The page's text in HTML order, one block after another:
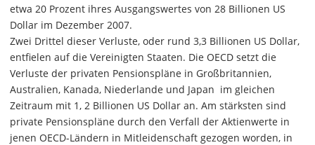
etwa 20 Prozent ihres Ausgangswertes von 28 Billionen US
Dollar im Dezember 2007.
Zwei Drittel dieser Verluste, oder rund 3,3 Billionen US Dollar,
entfielen auf die Vereinigten Staaten. Die OECD setzt die
Verluste der privaten Pensionspläne in Großbritannien,
Australien, Kanada, Niederlande und Japan im gleichen
Zeitraum mit 1, 2 Billionen US Dollar an. Am stärksten sind
private Pensionspläne durch den Verfall der Aktienwerte in
jenen OECD-Ländern in Mitleidenschaft gezogen worden, in